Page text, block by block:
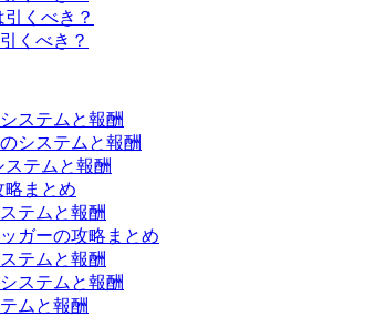
くべき？
くべき？
ステムと報酬
システムと報酬
テムと報酬
まとめ
テムと報酬
ガーの攻略まとめ
テムと報酬
ステムと報酬
ムと報酬